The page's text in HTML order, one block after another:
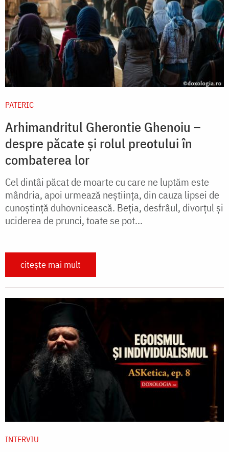
PATERIC
Arhimandritul Gherontie Ghenoiu –
despre păcate și rolul preotului în
combaterea lor
Cel dintâi păcat de moarte cu care ne luptăm este
mândria, apoi urmează neştiinţa, din cauza lipsei de
cunoştinţă duhovnicească. Beţia, desfrâul, divorţul şi
uciderea de prunci, toate se pot...
citește mai mult
INTERVIU